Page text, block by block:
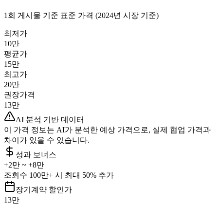
1회 게시물 기준 표준 가격 (2024년 시장 기준)
최저가
10만
평균가
15만
최고가
20만
권장가격
13만
AI 분석 기반 데이터
이 가격 정보는 AI가 분석한 예상 가격으로, 실제 협업 가격과
차이가 있을 수 있습니다.
성과 보너스
+2만 ~ +8만
조회수 100만+ 시 최대 50% 추가
장기계약 할인가
13만